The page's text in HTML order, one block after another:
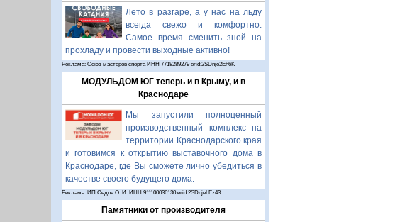
Лето в разгаре, а у нас на льду
всегда свежо и комфортно.
Самое время сменить зной на
прохладу и провести выходные активно!
Реклама: Союз мастеров спорта ИНН 7718289279 erid:2SDnje2Eh6K
МОДУЛЬДОМ ЮГ теперь и в Крыму, и в
Краснодаре
Мы запустили полноценный
производственный комплекс на
территории Краснодарского края
и готовимся к открытию выставочного дома в
Краснодаре, где Вы сможете лично убедиться в
качестве своего будущего дома.
Реклама: ИП Седов О. И. ИНН 911100036130 erid:2SDnjeLEz43
Памятники от производителя